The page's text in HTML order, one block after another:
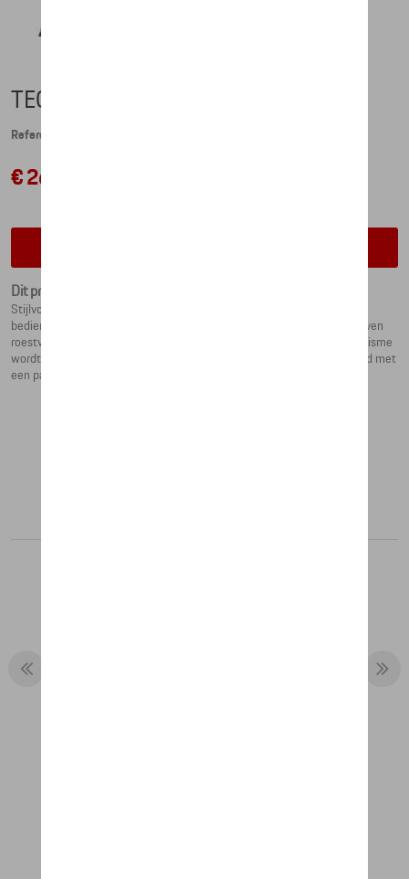
TEC FLEX BALLPOINT PEN, ZWART
Referentie: WAP3110BP0K100
€ 264,37
Dit product is momenteel niet op stock
Stijlvolle balpen van Porsche Design met buitengewoon
bedieningsmechanisme: de zeer technische vlecht van uitvoerig geweven
roestvrijstalen draden is elastisch en trekt samen wanneer het mechanisme
wordt bediend. Front en uiteinde zijn gemaakt van messing en veredeld met
een palladium coating. Gemaakt in Duitsland.